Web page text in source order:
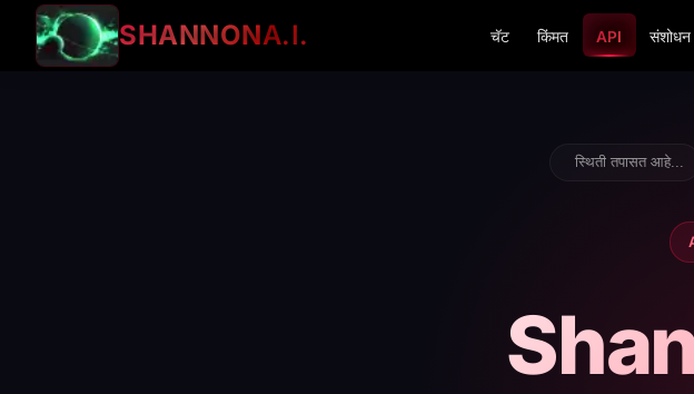
SHANNONA.I. चॅट किंमत API संशोधन
स्थिती तपासत आहे...